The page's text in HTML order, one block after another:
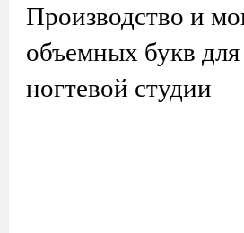
Производство и
объемных букв для
ногтевой студии